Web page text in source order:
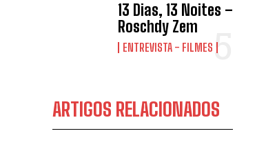
13 Dias, 13 Noites –
Roschdy Zem
ENTREVISTA - FILMES
ARTIGOS RELACIONADOS